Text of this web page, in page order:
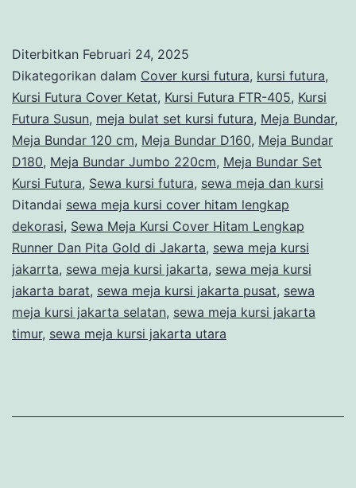
Cover
Hitam
Runner
Dan
Gold
di
Jakarta
Diterbitkan Februari 24, 2025
Dikategorikan dalam Cover kursi futura, kursi futura,
Kursi Futura Cover Ketat, Kursi Futura FTR-405, Kursi
Futura Susun, meja bulat set kursi futura, Meja Bundar,
Meja Bundar 120 cm, Meja Bundar D160, Meja Bundar
D180, Meja Bundar Jumbo 220cm, Meja Bundar Set
Kursi Futura, Sewa kursi futura, sewa meja dan kursi
Ditandai sewa meja kursi cover hitam lengkap
dekorasi, Sewa Meja Kursi Cover Hitam Lengkap
Runner Dan Pita Gold di Jakarta, sewa meja kursi
jakarrta, sewa meja kursi jakarta, sewa meja kursi
jakarta barat, sewa meja kursi jakarta pusat, sewa
meja kursi jakarta selatan, sewa meja kursi jakarta
timur, sewa meja kursi jakarta utara